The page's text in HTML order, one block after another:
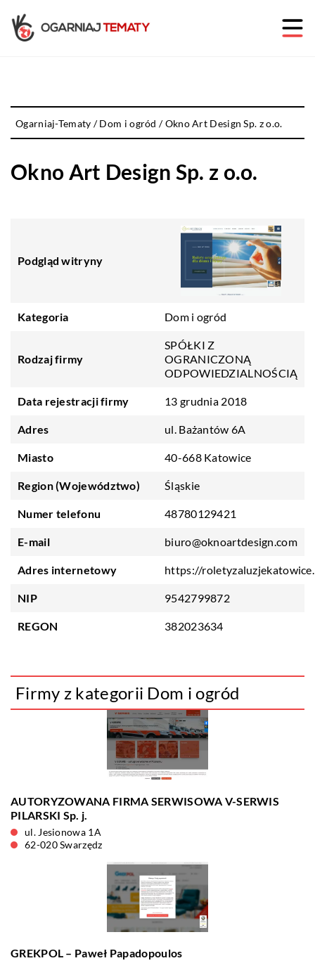
Ogarniaj-Tematy /Dom i ogród /Okno Art Design Sp. z o.o.
Okno Art Design Sp. z o.o.
Podgląd witryny
Kategoria Dom i ogród
Rodzaj firmy
SPÓŁKI Z
OGRANICZONĄ
ODPOWIEDZIALNOŚCIĄ
Data rejestracji firmy 13 grudnia 2018
Adres ul. Bażantów 6A
Miasto 40-668 Katowice
Region (Województwo) Śląskie
Numer telefonu 48780129421
E-mail biuro@oknoartdesign.com
Adres internetowy https://
NIP 9542799872
REGON 382023634
Firmy z kategorii Dom i ogród
AUTORYZOWANA FIRMA SERWISOWA V-SERWIS
PILARSKI Sp. j.
ul. Jesionowa 1A
62-020 Swarzędz
GREKPOL – Paweł Papadopoulos